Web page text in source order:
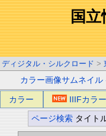
国立
ディジタル・シルクロード >
カラー画像サムネイル
カラー IIIFカラ
ページ検索 タイト